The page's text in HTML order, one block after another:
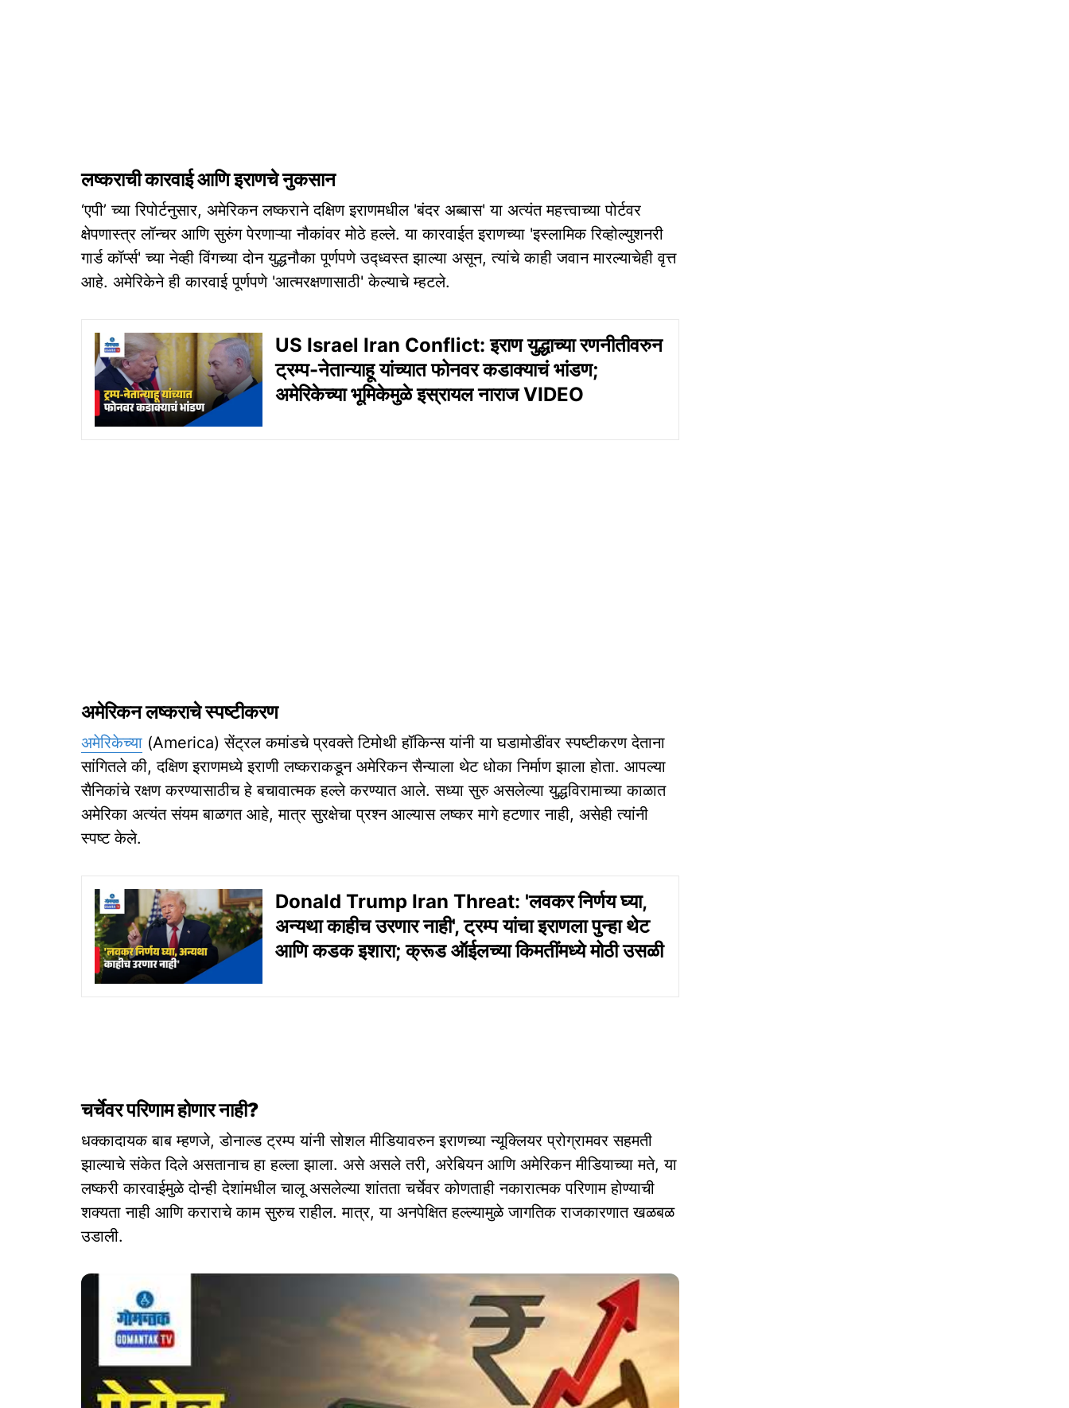
लष्कराची कारवाई आणि इराणचे नुकसान
‘एपी’ च्या रिपोर्टनुसार, अमेरिकन लष्कराने दक्षिण इराणमधील 'बंदर अब्बास' या अत्यंत महत्त्वाच्या पोर्टवर
क्षेपणास्त्र लॉन्चर आणि सुरुंग पेरणाऱ्या नौकांवर मोठे हल्ले. या कारवाईत इराणच्या 'इस्लामिक रिव्होल्युशनरी
गार्ड कॉर्प्स' च्या नेव्ही विंगच्या दोन युद्धनौका पूर्णपणे उद्ध्वस्त झाल्या असून, त्यांचे काही जवान मारल्याचेही वृत्त
आहे. अमेरिकेने ही कारवाई पूर्णपणे 'आत्मरक्षणासाठी' केल्याचे म्हटले.
US Israel Iran Conflict: इराण युद्धाच्या रणनीतीवरुन
ट्रम्प-नेतान्याहू यांच्यात फोनवर कडाक्याचं भांडण;
अमेरिकेच्या भूमिकेमुळे इस्रायल नाराज VIDEO
अमेरिकन लष्कराचे स्पष्टीकरण
अमेरिकेच्या (America) सेंट्रल कमांडचे प्रवक्ते टिमोथी हॉकिन्स यांनी या घडामोडींवर स्पष्टीकरण देताना
सांगितले की, दक्षिण इराणमध्ये इराणी लष्कराकडून अमेरिकन सैन्याला थेट धोका निर्माण झाला होता. आपल्या
सैनिकांचे रक्षण करण्यासाठीच हे बचावात्मक हल्ले करण्यात आले. सध्या सुरु असलेल्या युद्धविरामाच्या काळात
अमेरिका अत्यंत संयम बाळगत आहे, मात्र सुरक्षेचा प्रश्न आल्यास लष्कर मागे हटणार नाही, असेही त्यांनी
स्पष्ट केले.
Donald Trump Iran Threat: 'लवकर निर्णय घ्या,
अन्यथा काहीच उरणार नाही', ट्रम्प यांचा इराणला पुन्हा थेट
आणि कडक इशारा; क्रूड ऑईलच्या किमतींमध्ये मोठी उसळी
चर्चेवर परिणाम होणार नाही?
धक्कादायक बाब म्हणजे, डोनाल्ड ट्रम्प यांनी सोशल मीडियावरुन इराणच्या न्यूक्लियर प्रोग्रामवर सहमती
झाल्याचे संकेत दिले असतानाच हा हल्ला झाला. असे असले तरी, अरेबियन आणि अमेरिकन मीडियाच्या मते, या
लष्करी कारवाईमुळे दोन्ही देशांमधील चालू असलेल्या शांतता चर्चेवर कोणताही नकारात्मक परिणाम होण्याची
शक्यता नाही आणि कराराचे काम सुरुच राहील. मात्र, या अनपेक्षित हल्ल्यामुळे जागतिक राजकारणात खळबळ
उडाली.